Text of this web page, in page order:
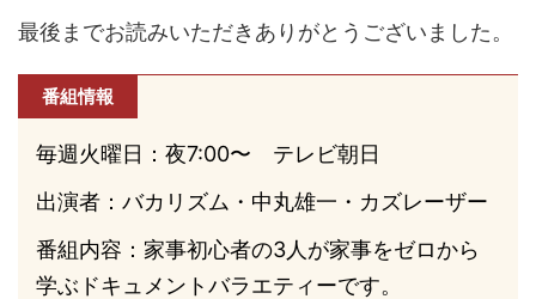
最後までお読みいただきありがとうございました。
番組情報
毎週火曜日：夜7:00〜 テレビ朝日
出演者：バカリズム・中丸雄一・カズレーザー
番組内容：家事初心者の3人が家事をゼロから
学ぶドキュメントバラエティーです。